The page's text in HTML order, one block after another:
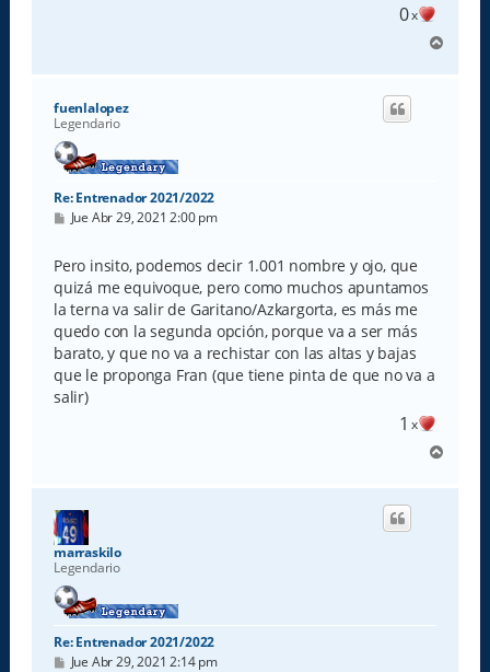
0x
r
fuenlalopez
Legendario
Re: Entrenador 2021/2022
M
s
a
j
e
Jue Abr 29, 2021 2:00 pm
Pero insito, podemos decir 1.001 nombre y ojo, que
quizá me equivoque, pero como muchos apuntamos
la terna va salir de Garitano/Azkargorta, es más me
quedo con la segunda opción, porque va a ser más
barato, y que no va a rechistar con las altas y bajas
que le proponga Fran (que tiene pinta de que no va a
salir)
1 x
r
marraskilo
Legendario
Re: Entrenador 2021/2022
M
Jue Abr 29, 2021 2:14 pm